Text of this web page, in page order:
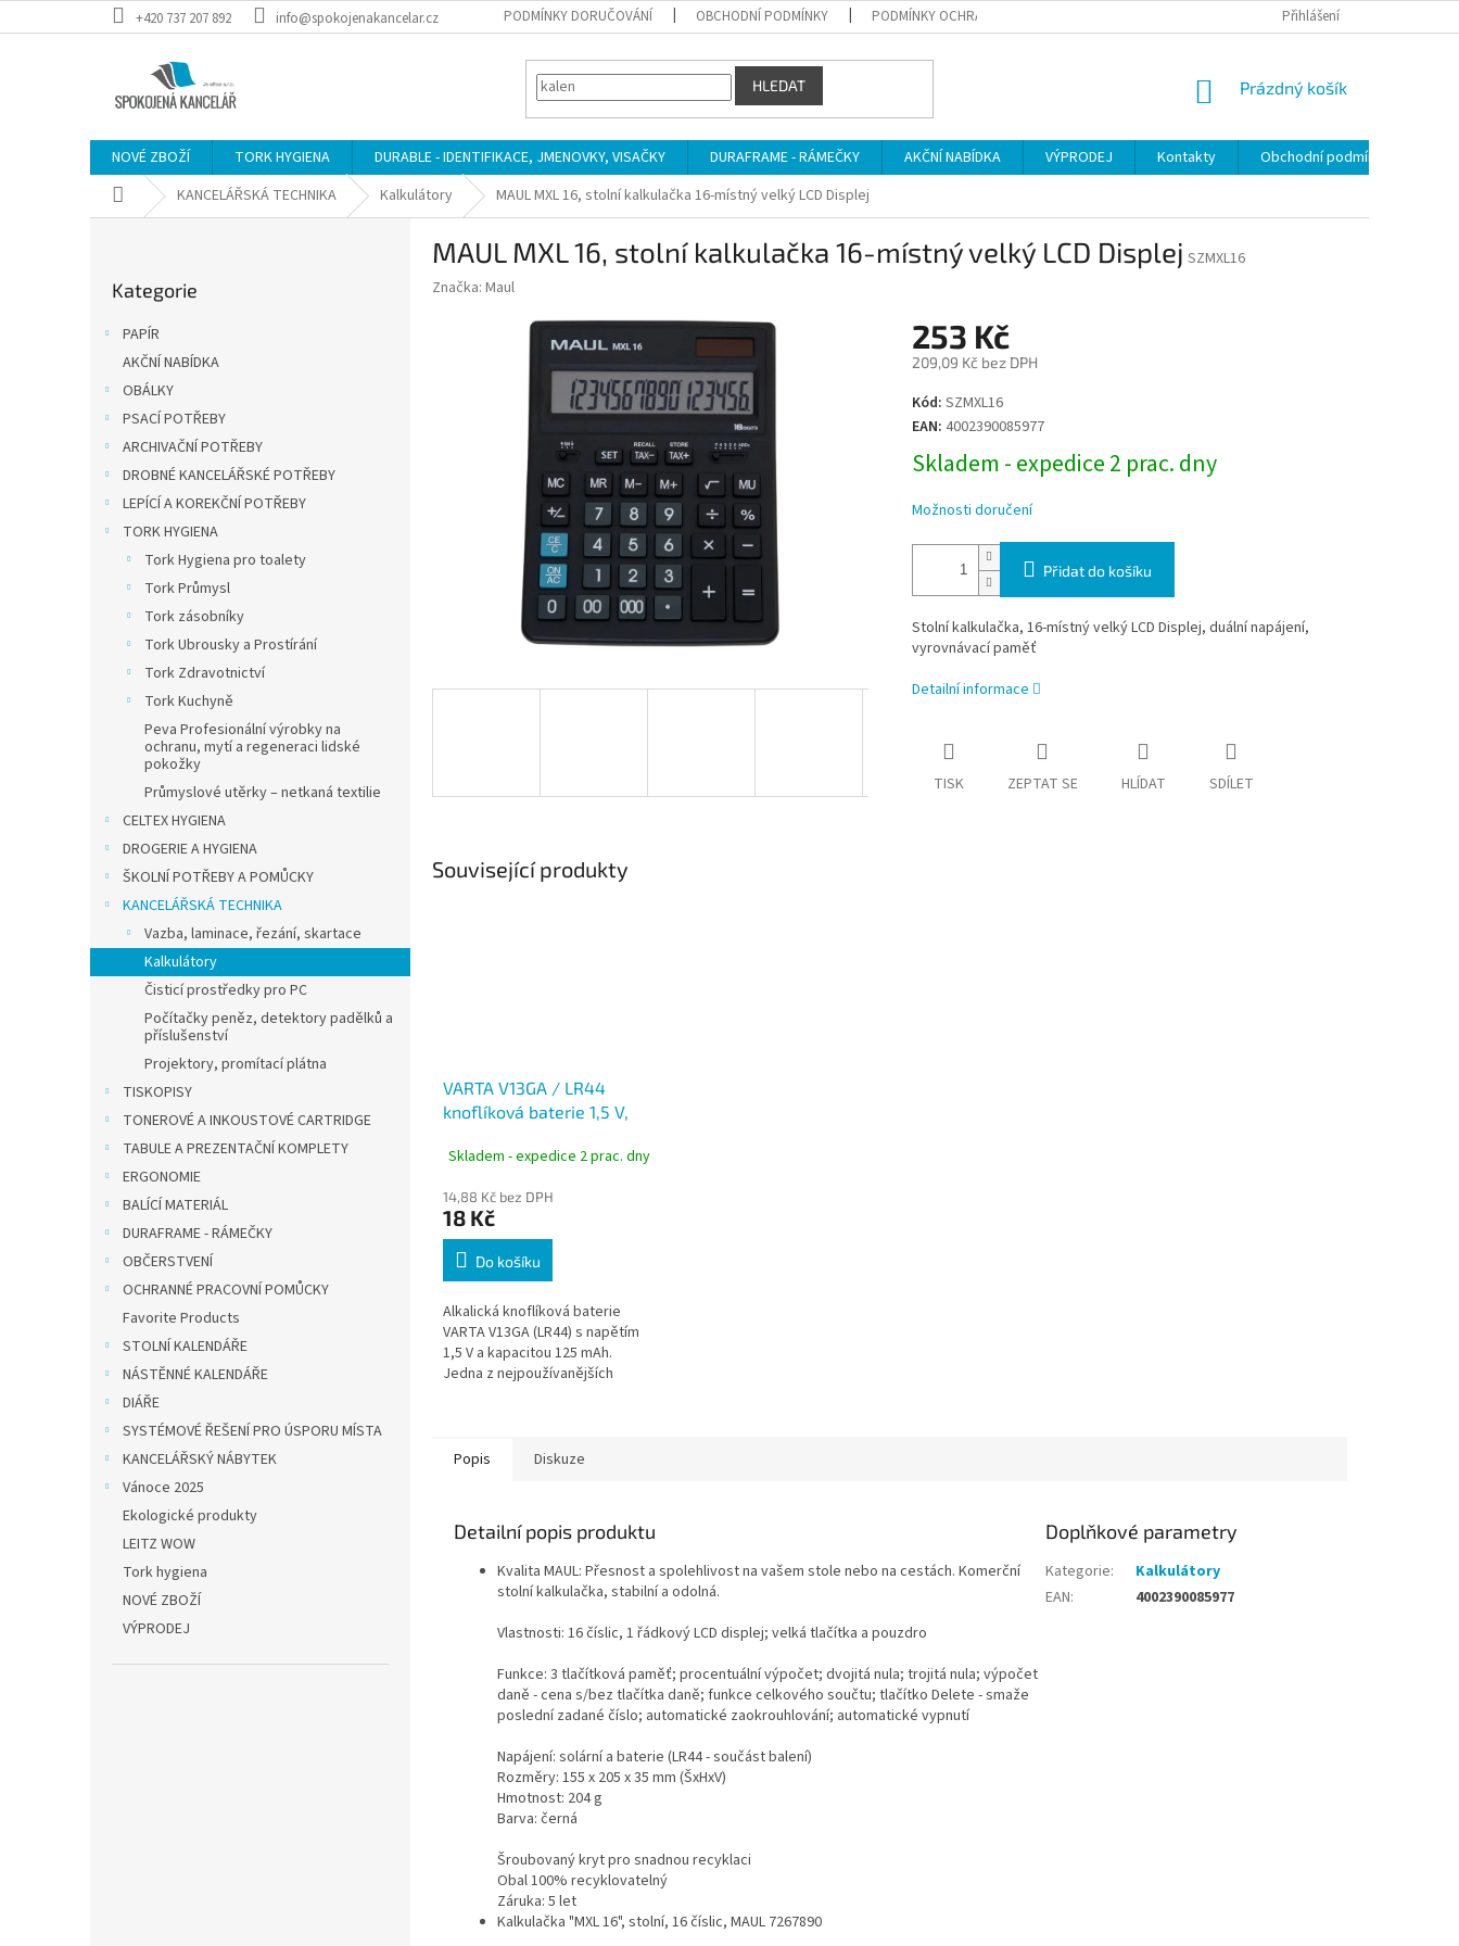
na
+420 737 207 892 info@spokojenakancelar.cz PODMÍNKY DORUČOVÁNÍ OBCHODNÍ PODMÍNKY PODMÍNKY OCHRANY OSOBNÍCH ÚDAJŮ Přihlášení
HLEDAT
NÁKUPNÍ
Prázdný košík
NOVÉ ZBOŽÍ TORK HYGIENA DURABLE - IDENTIFIKACE, JMENOVKY, VISAČKY DURAFRAME - RÁMEČKY AKČNÍ NABÍDKA VÝPRODEJ Kontakty
Obchodní podmínky
Domů KANCELÁŘSKÁ TECHNIKA Kalkulátory MAUL MXL 16, stolní kalkulačka 16-místný velký LCD Displej
kategorie
Kategorie
PAPÍR
AKČNÍ NABÍDKA
OBÁLKY
PSACÍ POTŘEBY
ARCHIVAČNÍ POTŘEBY
DROBNÉ KANCELÁŘSKÉ POTŘEBY
LEPÍCÍ A KOREKČNÍ POTŘEBY
TORK HYGIENA
Tork Hygiena pro toalety
Tork Průmysl
Tork zásobníky
Tork Ubrousky a Prostírání
Tork Zdravotnictví
Tork Kuchyně
Peva Profesionální výrobky na
ochranu, mytí a regeneraci lidské
pokožky
Průmyslové utěrky – netkaná textilie
CELTEX HYGIENA
DROGERIE A HYGIENA
ŠKOLNÍ POTŘEBY A POMŮCKY
KANCELÁŘSKÁ TECHNIKA
Vazba, laminace, řezání, skartace
Kalkulátory
Čisticí prostředky pro PC
Počítačky peněz, detektory padělků a
příslušenství
Projektory, promítací plátna
TISKOPISY
TONEROVÉ A INKOUSTOVÉ CARTRIDGE
TABULE A PREZENTAČNÍ KOMPLETY
ERGONOMIE
BALÍCÍ MATERIÁL
DURAFRAME - RÁMEČKY
OBČERSTVENÍ
OCHRANNÉ PRACOVNÍ POMŮCKY
Favorite Products
STOLNÍ KALENDÁŘE
NÁSTĚNNÉ KALENDÁŘE
DIÁŘE
SYSTÉMOVÉ ŘEŠENÍ PRO ÚSPORU MÍSTA
KANCELÁŘSKÝ NÁBYTEK
Vánoce 2025
Ekologické produkty
LEITZ WOW
Tork hygiena
NOVÉ ZBOŽÍ
VÝPRODEJ
MAUL MXL 16, stolní kalkulačka 16-místný velký LCD Displej SZMXL16
Značka: Maul
253 Kč
209,09 Kč bez DPH
Měrná
cena:
Kód: SZMXL16
EAN: 4002390085977
Skladem - expedice 2 prac. dny
Možnosti doručení
Přidat do košíku
Stolní kalkulačka, 16-místný velký LCD Displej, duální napájení,
vyrovnávací paměť
Detailní informace
TISK ZEPTAT SE HLÍDAT SDÍLET
Související produkty
VARTA V13GA / LR44
knoflíková baterie 1,5 V,
Skladem - expedice 2 prac. dny
14,88 Kč bez DPH
18 Kč
Do košíku
Alkalická knoflíková baterie
VARTA V13GA (LR44) s napětím
1,5 V a kapacitou 125 mAh.
Jedna z nejpoužívanějších
Popis
Diskuze
Detailní popis produktu
Kvalita MAUL: Přesnost a spolehlivost na vašem stole nebo na cestách. Komerční
stolní kalkulačka, stabilní a odolná.
Vlastnosti: 16 číslic, 1 řádkový LCD displej; velká tlačítka a pouzdro
Funkce: 3 tlačítková paměť; procentuální výpočet; dvojitá nula; trojitá nula; výpočet
daně - cena s/bez tlačítka daně; funkce celkového součtu; tlačítko Delete - smaže
poslední zadané číslo; automatické zaokrouhlování; automatické vypnutí
Napájení: solární a baterie (LR44 - součást balení)
Rozměry: 155 x 205 x 35 mm (ŠxHxV)
Hmotnost: 204 g
Barva: černá
Šroubovaný kryt pro snadnou recyklaci
Obal 100% recyklovatelný
Záruka: 5 let
Kalkulačka "MXL 16", stolní, 16 číslic, MAUL 7267890
Doplňkové parametry
Kategorie:
Kalkulátory
EAN: 4002390085977